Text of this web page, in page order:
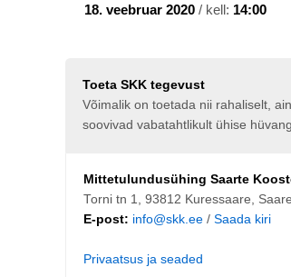
18. veebruar 2020 / kell: 14:00
Toeta SKK tegevust
Võimalik on toetada nii rahaliselt,
soovivad vabatahtlikult ühise
Mittetulundusühing Saarte
Torni tn 1, 93812 Kuressaare,
E-post: info@skk.ee/ Saada kiri
Privaatsus ja seaded